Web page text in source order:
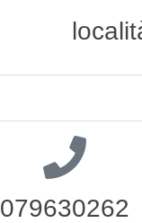
079630262